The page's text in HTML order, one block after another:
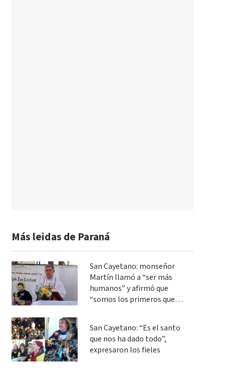
Más leidas de Paraná
San Cayetano: monseñor
Martín llamó a “ser más
humanos” y afirmó que
“somos los primeros que
San Cayetano: “Es el santo
que nos ha dado todo”,
expresaron los fieles